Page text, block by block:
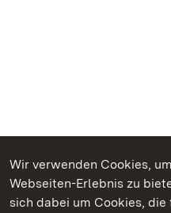
Wir verwenden Cookies,
Webseiten-Erlebnis zu
sich dabei um Cookies,
Kommen. Staunen.